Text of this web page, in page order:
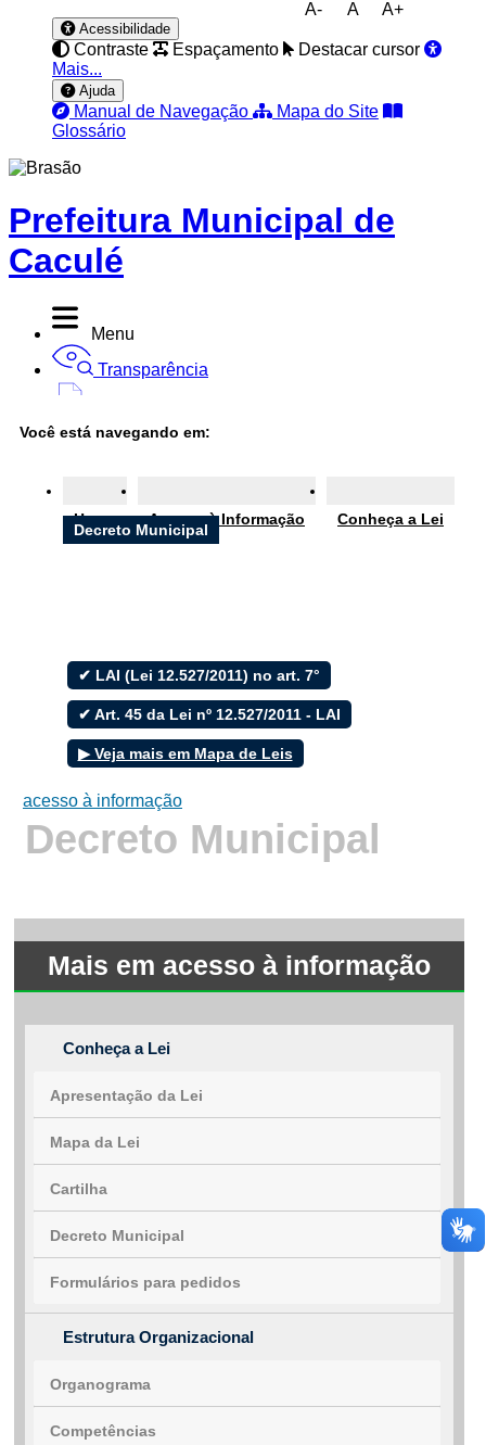
A- A A+
Acessibilidade
Contraste Espaçamento
Destacar cursor
Mais...
Ajuda
Manual de Navegação
Mapa do Site
Glossário
Prefeitura Municipal de
Caculé
Menu
Transparência
Ouvidoria
e-SIC
Filtrar por todos
Acesso à Informação
Cidadão
Empresas
Fotos
Notícias
Secretarias
Servidor
Fale conosco
Fale conosco
Nome*
Telefone 2
Cidade/Estado
Você está navegando em:
Home Acesso à Informação Conheça a Lei
Decreto Municipal
✔ LAI (Lei 12.527/2011) no art. 7°
✔ Art. 45 da Lei nº 12.527/2011 - LAI
▶ Veja mais em Mapa de Leis
acesso à informação
Decreto Municipal
Mais em acesso à informação
Conheça a Lei
Apresentação da Lei
Mapa da Lei
Cartilha
Decreto Municipal
Formulários para pedidos
Estrutura Organizacional
Organograma
Competências